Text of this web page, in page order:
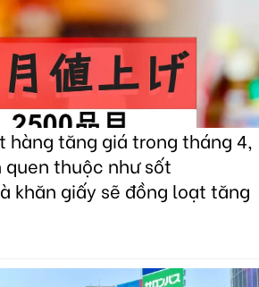
hàng tăng giá trong tháng 4,
thuộc như sốt
khăn giấy sẽ đồng loạt tăng